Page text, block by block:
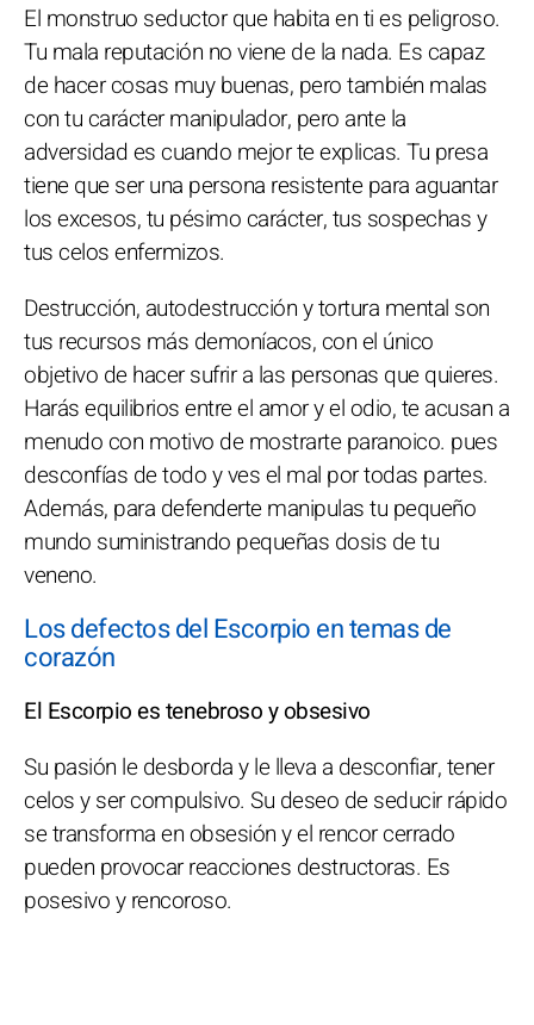
El monstruo seductor que habita en ti es peligroso.
Tu mala reputación no viene de la nada. Es capaz
de hacer cosas muy buenas, pero también malas
con tu carácter manipulador, pero ante la
adversidad es cuando mejor te explicas. Tu presa
tiene que ser una persona resistente para aguantar
los excesos, tu pésimo carácter, tus sospechas y
tus celos enfermizos.
Destrucción, autodestrucción y tortura mental son
tus recursos más demoníacos, con el único
objetivo de hacer sufrir a las personas que quieres.
Harás equilibrios entre el amor y el odio, te acusan a
menudo con motivo de mostrarte paranoico. pues
desconfías de todo y ves el mal por todas partes.
Además, para defenderte manipulas tu pequeño
mundo suministrando pequeñas dosis de tu
veneno.
Los defectos del Escorpio en temas de
corazón
El Escorpio es tenebroso y obsesivo
Su pasión le desborda y le lleva a desconfiar, tener
celos y ser compulsivo. Su deseo de seducir rápido
se transforma en obsesión y el rencor cerrado
pueden provocar reacciones destructoras. Es
posesivo y rencoroso.